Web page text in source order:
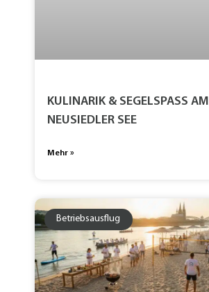
KULINARIK & SEGELSPASS AM N
EUSIEDLER SEE
Mehr »
Betriebsausflug